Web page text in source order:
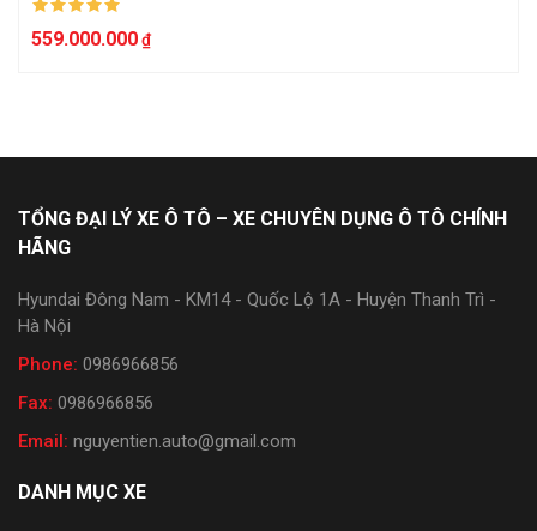
559.000.000
TỔNG ĐẠI LÝ XE Ô TÔ – XE CHUYÊN DỤNG Ô TÔ CHÍNH
HÃNG
Hyundai Đông Nam - KM14 - Quốc Lộ 1A - Huyện Thanh Trì -
Hà Nội
Phone: 0986966856
Fax: 0986966856
Email: nguyentien.auto@gmail.com
DANH MỤC XE